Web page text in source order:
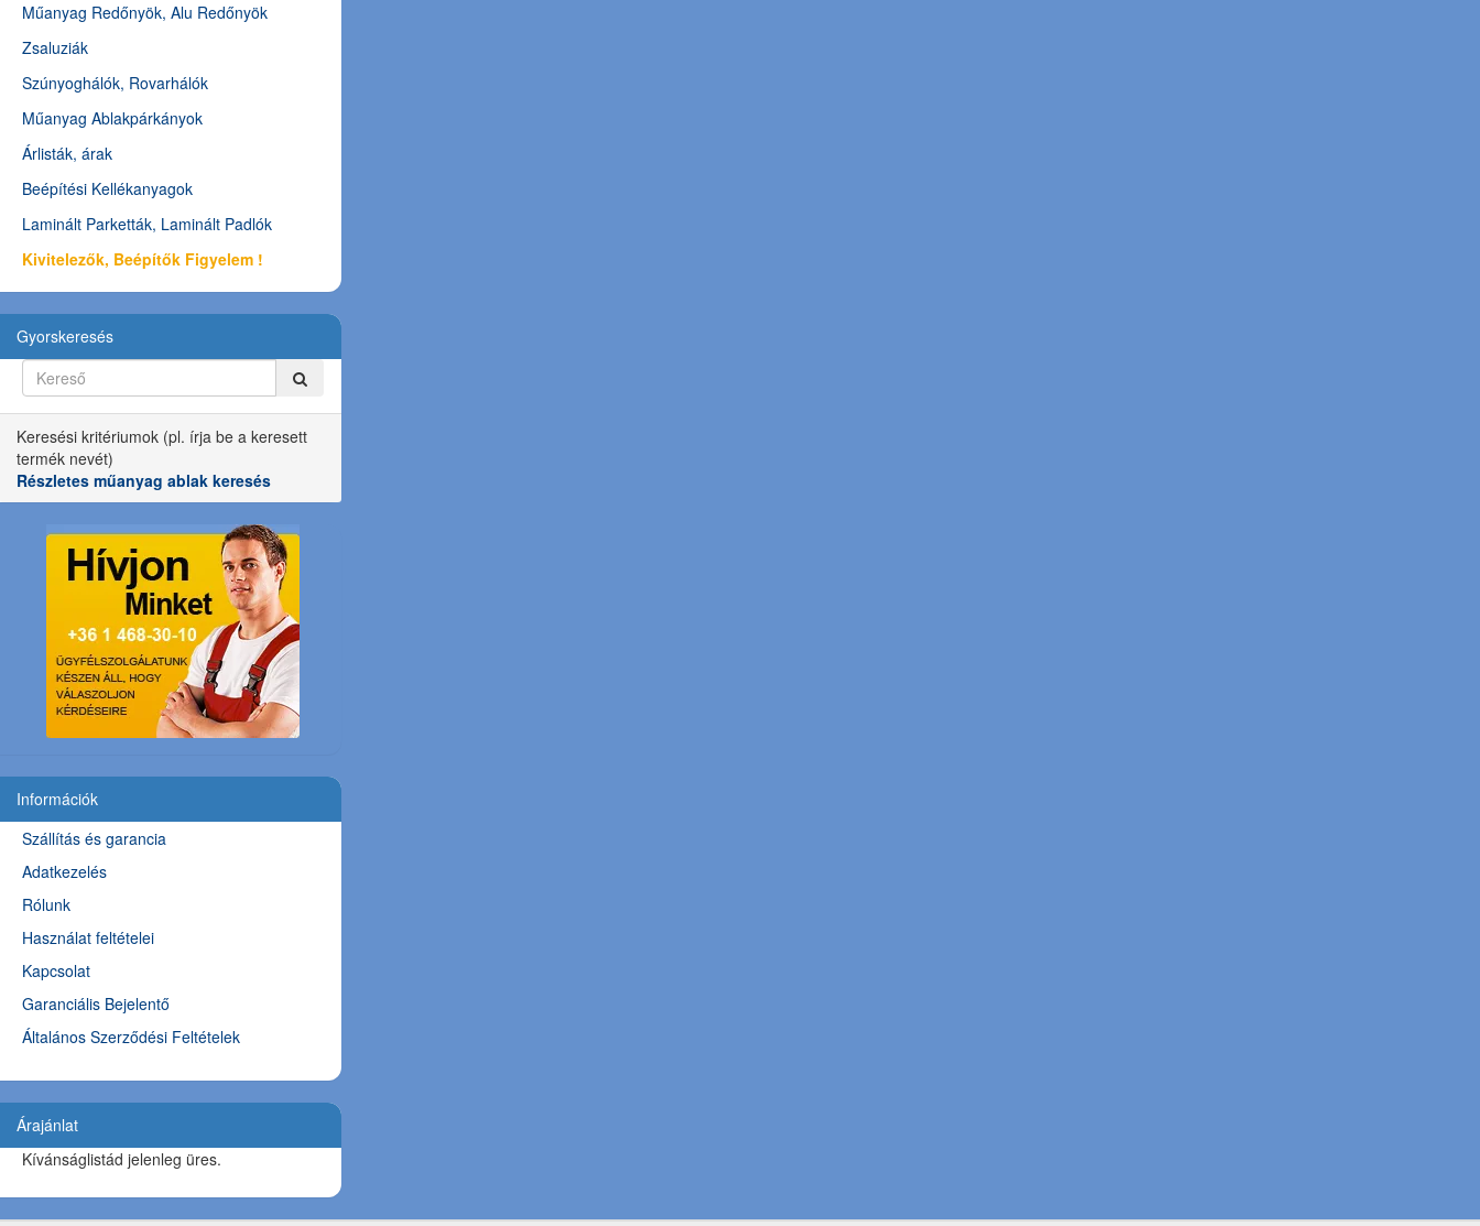
Műanyag Redőnyök, Alu Redőnyök
Zsaluziák
Szúnyoghálók, Rovarhálók
Műanyag Ablakpárkányok
Árlisták, árak
Beépítési Kellékanyagok
Laminált Parketták, Laminált Padlók
Kivitelezők, Beépítők Figyelem !
Gyorskeresés
Keresési kritériumok (pl. írja be a keresett
termék nevét)
Részletes műanyag ablak keresés
Információk
Szállítás és garancia
Adatkezelés
Rólunk
Használat feltételei
Kapcsolat
Garanciális Bejelentő
Általános Szerződési Feltételek
Árajánlat
Kívánságlistád jelenleg üres.